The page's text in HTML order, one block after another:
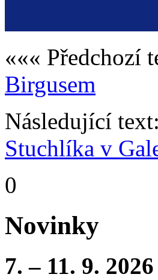
««« Předchozí
Birgusem
Následující text:
Stuchlíka v
0
Novinky
7. – 11. 9.